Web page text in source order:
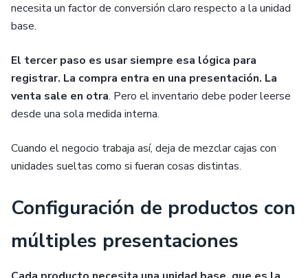
necesita un factor de conversión claro respecto a la unidad
base.
El tercer paso es usar siempre esa lógica para
registrar. La compra entra en una presentación. La
venta sale en otra. Pero el inventario debe poder leerse
desde una sola medida interna.
Cuando el negocio trabaja así, deja de mezclar cajas con
unidades sueltas como si fueran cosas distintas.
Configuración de productos con
múltiples presentaciones